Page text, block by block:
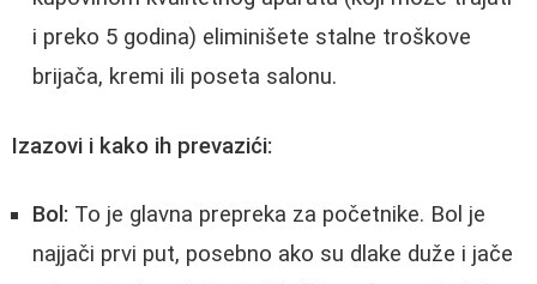
i preko 5 godina) eliminišete stalne troškove
brijača, kremi ili poseta salonu.
Izazovi i kako ih prevazići:
Bol: To je glavna prepreka za početnike. Bol je
najjači prvi put, posebno ako su dlake duže i jače